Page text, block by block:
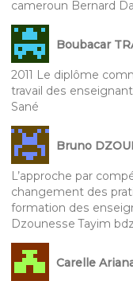
cameroun Bernard
Boubacar
2011 Le diplôme
travail des
Sané
Bruno
L’approche par
changement des
formation des
Dzounesse Tayim
Carelle